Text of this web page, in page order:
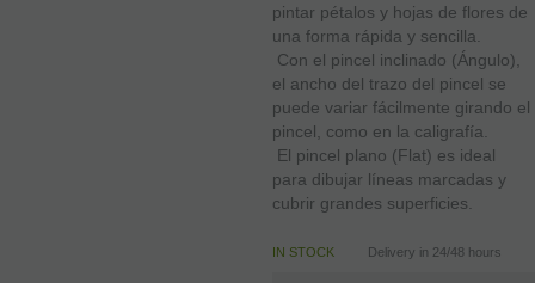
pintar pétalos y hojas de flores de
una forma rápida y sencilla.
 Con el pincel inclinado (Ángulo),
el ancho del trazo del pincel se
puede variar fácilmente girando el
pincel, como en la caligrafía.
 El pincel plano (Flat) es ideal
para dibujar líneas marcadas y
cubrir grandes superficies.
IN STOCK Delivery in 24/48 hours